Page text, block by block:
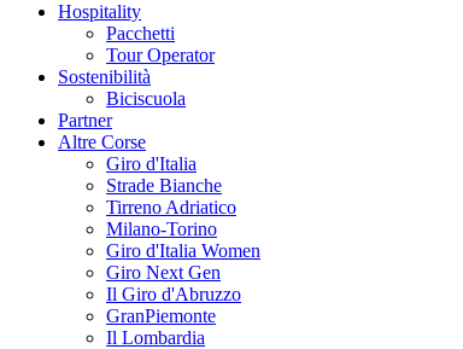
Hospitality
Pacchetti
Tour Operator
Sostenibilità
Biciscuola
Partner
Altre Corse
Giro d'Italia
Strade Bianche
Tirreno Adriatico
Milano-Torino
Giro d'Italia Women
Giro Next Gen
Il Giro d'Abruzzo
GranPiemonte
Il Lombardia